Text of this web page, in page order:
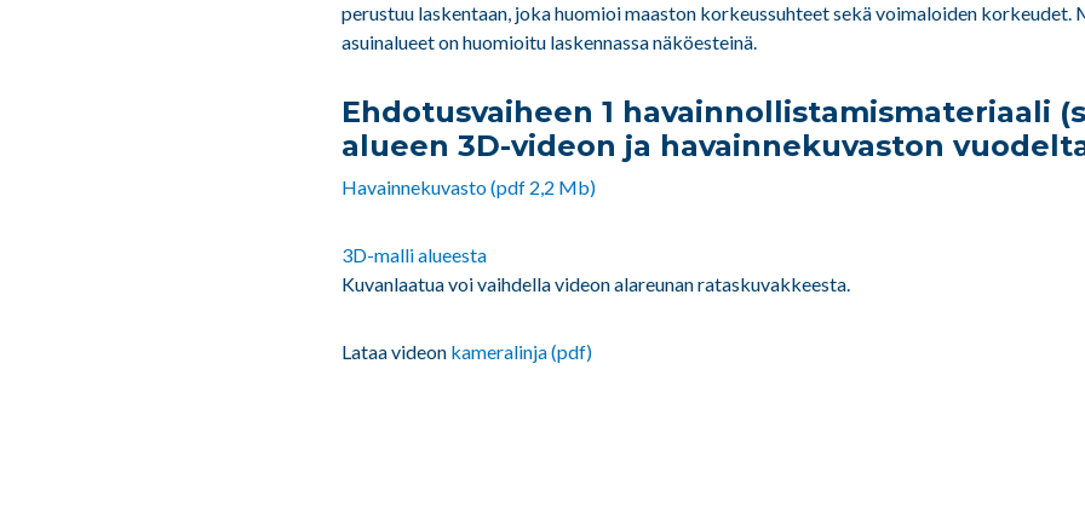
perustuu laskentaan, joka huomioi maaston korkeussuhteet sekä voimaloiden korkeudet.
asuinalueet on huomioitu laskennassa näköesteinä.
Ehdotusvaiheen 1 havainnollistamismateriaali
alueen 3D-videon ja havainnekuvaston
Havainnekuvasto (pdf 2,2 Mb)
3D-malli alueesta
Kuvanlaatua voi vaihdella videon alareunan rataskuvakkeesta.
Lataa videon kameralinja (pdf)